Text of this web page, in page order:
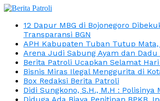
12 Dapur MBG di Bojonegoro
Transparansi BGN
APH Kabupaten Tuban Tutup
Arena Judi Sabung Ayam dan
Berita Patroli Ucapkan Selamat
Bisnis Miras Ilegal Menggurita di
Box Redaksi Berita Patroli
Didi Sungkono, S.H., M.H :